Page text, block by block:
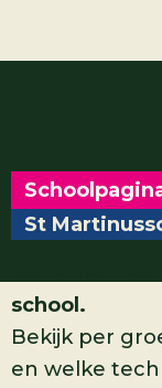
St
school.
Bekijk per
en welke